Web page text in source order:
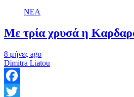
ΝΕΑ
Με τρία χρυσά η
8 μήνες ago
Dimitra Liatou
Facebook